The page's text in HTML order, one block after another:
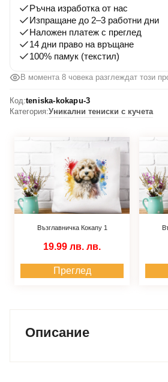
Ръчна изработка от нас
Изпращане до 2–3 работни дни
Наложен платеж с преглед
14 дни право на връщане
100% памук (текстил)
В момента 8 човека разглеждат този
Код:teniska-kokapu-3
Категория:Уникални тениски с кучета
Възглавничка Кокапу 1
19.99 лв. лв.
Преглед
Описание